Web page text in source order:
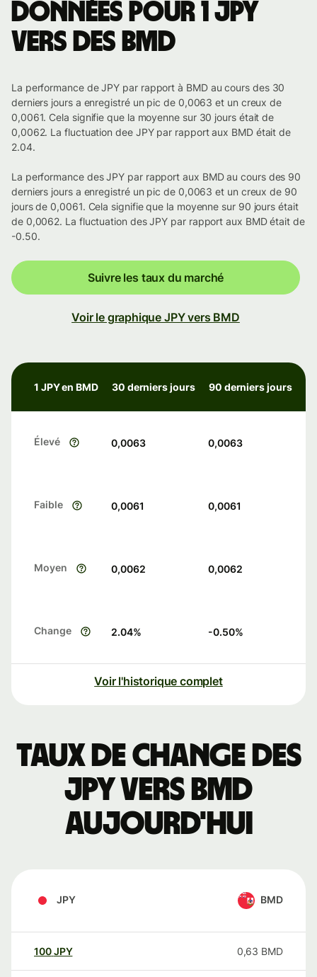
Données pour 1 JPY
vers des BMD
La performance de JPY par rapport à BMD au cours des 30
derniers jours a enregistré un pic de 0,0063 et un creux de
0,0061. Cela signifie que la moyenne sur 30 jours était de
0,0062. La fluctuation dee JPY par rapport aux BMD était de
2.04.
La performance des JPY par rapport aux BMD au cours des 90
derniers jours a enregistré un pic de 0,0063 et un creux de 90
jours de 0,0061. Cela signifie que la moyenne sur 90 jours était
de 0,0062. La fluctuation des JPY par rapport aux BMD était de
-0.50.
Suivre les taux du marché
Voir le graphique JPY vers BMD
1 JPY en BMD 30 derniers jours 90 derniers jours
Élevé 0,0063 0,0063
Faible 0,0061 0,0061
Moyen 0,0062 0,0062
Change 2.04% -0.50%
Voir l'historique complet
Taux de change des
JPY vers BMD
aujourd'hui
JPY BMD
100JPY 0,63 BMD